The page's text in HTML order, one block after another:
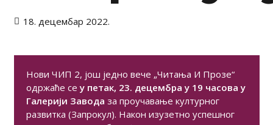
18. децембар 2022.
Нови ЧИП 2, још једно вече „Читања И Прозе“
одржаће сеу петак, 23. децембра у 19 часова у
Галерији Завода за проучавање културног
развитка (Запрокул). Након изузетно успешног